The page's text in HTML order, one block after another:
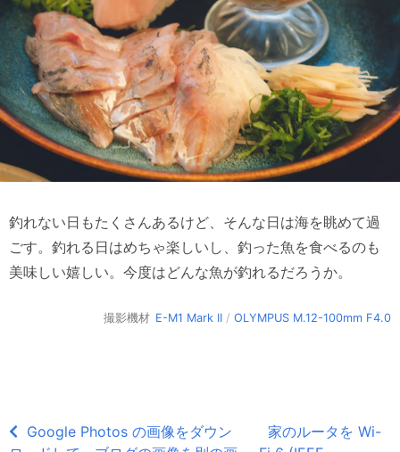
釣れない日もたくさんあるけど、そんな日は海を眺めて過
ごす。釣れる日はめちゃ楽しいし、釣った魚を食べるのも
美味しい嬉しい。今度はどんな魚が釣れるだろうか。
撮影機材 E-M1 Mark II / OLYMPUS M.12-100mm F4.0
Google Photos の画像をダウン
家のルータを Wi-